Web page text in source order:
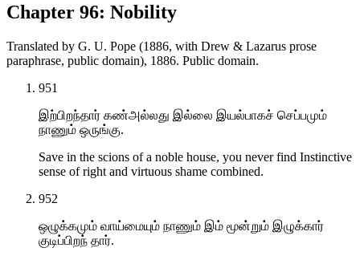
Chapter 96: Nobility
Translated by G. U. Pope (1886, with Drew & Lazarus prose
paraphrase, public domain), 1886. Public domain.
951
இற்பிறந்தார் கண்அல்லது இல்லை இயல்பாகச் செப்பமும்
நாணும் ஒருங்கு.
Save in the scions of a noble house, you never find Instinctive
sense of right and virtuous shame combined.
952
ஒழுக்கமும் வாய்மையும் நாணும் இம் மூன்றும் இழுக்கார்
குடிப்பிறந் தார்.